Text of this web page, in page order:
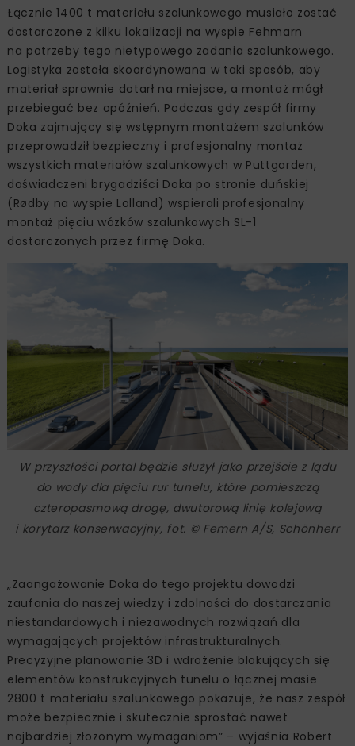
Łącznie 1400 t materiału szalunkowego musiało zostać
dostarczone z kilku lokalizacji na wyspie Fehmarn
na potrzeby tego nietypowego zadania szalunkowego.
Logistyka została skoordynowana w taki sposób, aby
materiał sprawnie dotarł na miejsce, a montaż mógł
przebiegać bez opóźnień. Podczas gdy zespół firmy
Doka zajmujący się wstępnym montażem szalunków
przeprowadził bezpieczny i profesjonalny montaż
wszystkich materiałów szalunkowych w Puttgarden,
doświadczeni brygadziści Doka po stronie duńskiej
(Rødby na wyspie Lolland) wspierali profesjonalny
montaż pięciu wózków szalunkowych SL-1
dostarczonych przez firmę Doka.
W przyszłości portal będzie służył jako przejście z lądu
do wody dla pięciu rur tunelu, które pomieszczą
czteropasmową drogę, dwutorową linię kolejową
i korytarz konserwacyjny, fot. © Femern A/S, Schönherr
„Zaangażowanie Doka do tego projektu dowodzi
zaufania do naszej wiedzy i zdolności do dostarczania
niestandardowych i niezawodnych rozwiązań dla
wymagających projektów infrastrukturalnych.
Precyzyjne planowanie 3D i wdrożenie blokujących się
elementów konstrukcyjnych tunelu o łącznej masie
2800 t materiału szalunkowego pokazuje, że nasz zespół
może bezpiecznie i skutecznie sprostać nawet
najbardziej złożonym wymaganiom” – wyjaśnia Robert